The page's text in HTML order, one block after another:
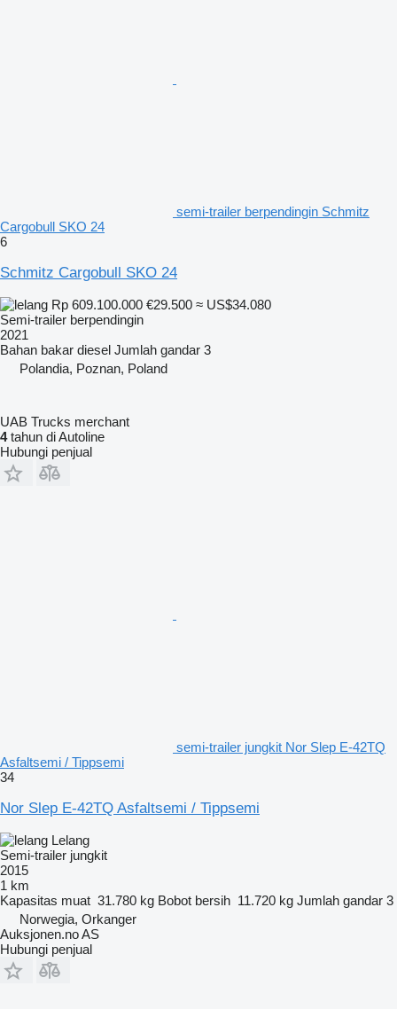
semi-trailer berpendingin Schmitz
Cargobull SKO 24
6
Schmitz Cargobull SKO 24
Rp 609.100.000 €29.500 ≈ US$34.080
Semi-trailer berpendingin
2021
Bahan bakar diesel Jumlah gandar 3
Polandia, Poznan, Poland
UAB Trucks merchant
4tahun di Autoline
Hubungi penjual
semi-trailer jungkit Nor Slep E-42TQ
Asfaltsemi / Tippsemi
34
Nor Slep E-42TQ Asfaltsemi / Tippsemi
Lelang
Semi-trailer jungkit
2015
1 km
Kapasitas muat 31.780 kg Bobot bersih 11.720 kg Jumlah gandar 3
Norwegia, Orkanger
Auksjonen.no AS
Hubungi penjual